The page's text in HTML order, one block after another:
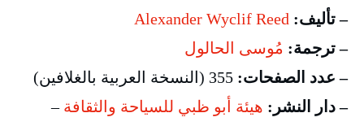
– تأليف: Alexander Wyclif Reed
– ترجمة: مُوسى الحالول
– عدد الصفحات:
– دار النشر: هيئة أبو ظبي للسياحة والثقافة –